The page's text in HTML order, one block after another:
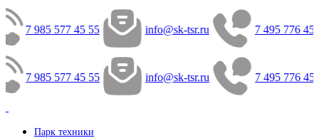
7 985 577 45 55 info@sk-tsr.ru 7 495 776 45
7 985 577 45 55 info@sk-tsr.ru 7 495 776 45
Парк техники